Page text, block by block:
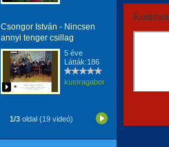
Csongor István - Nincsen
annyi tenger csillag
5 éve
Látták:186
kustragabor
1/3 oldal (19 videó)